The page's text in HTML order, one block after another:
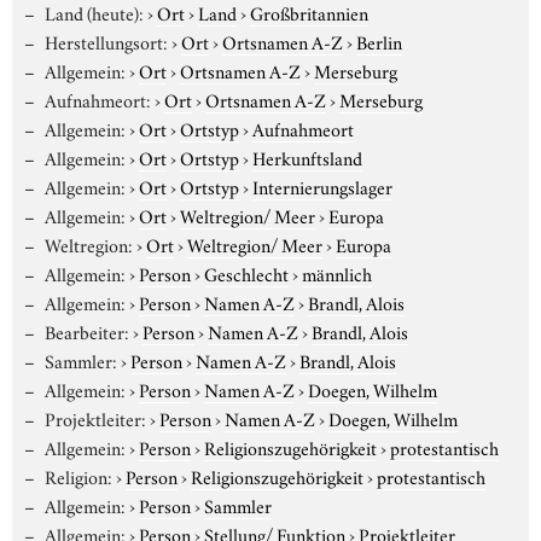
Land (heute):›Ort›Land›Großbritannien
Herstellungsort:›Ort›Ortsnamen A-Z›Berlin
Allgemein:›Ort›Ortsnamen A-Z›Merseburg
Aufnahmeort:›Ort›Ortsnamen A-Z›Merseburg
Allgemein:›Ort›Ortstyp›Aufnahmeort
Allgemein:›Ort›Ortstyp›Herkunftsland
Allgemein:›Ort›Ortstyp›Internierungslager
Allgemein:›Ort›Weltregion/ Meer›Europa
Weltregion:›Ort›Weltregion/ Meer›Europa
Allgemein:›Person›Geschlecht›männlich
Allgemein:›Person›Namen A-Z›Brandl, Alois
Bearbeiter:›Person›Namen A-Z›Brandl, Alois
Sammler:›Person›Namen A-Z›Brandl, Alois
Allgemein:›Person›Namen A-Z›Doegen, Wilhelm
Projektleiter:›Person›Namen A-Z›Doegen, Wilhelm
Allgemein:›Person›Religionszugehörigkeit›protestantisch
Religion:›Person›Religionszugehörigkeit›protestantisch
Allgemein:›Person›Sammler
Allgemein:›Person›Stellung/ Funktion›Projektleiter